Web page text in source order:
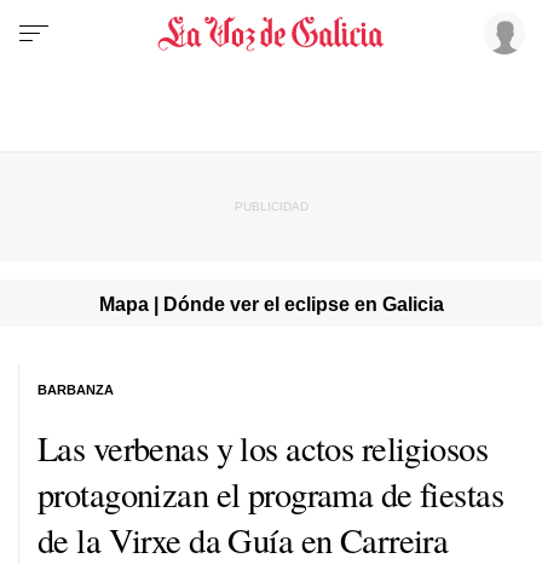
Mapa | Dónde ver el eclipse en Galicia
Las verbenas y los actos religiosos
protagonizan el programa de fiestas
de la Virxe da Guía en Carreira
BARBANZA